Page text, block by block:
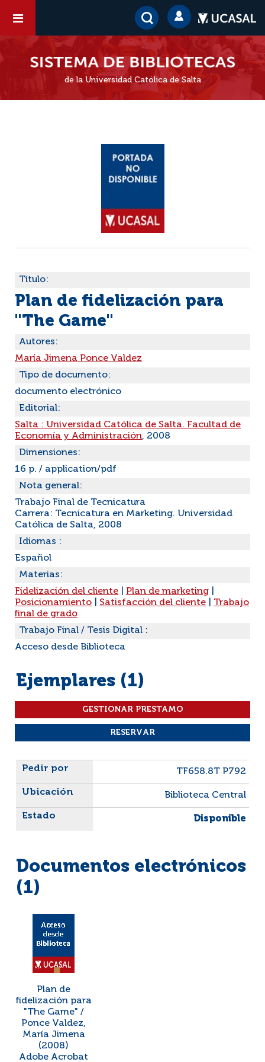
de la Universidad Católica de Salta
Título:
Plan de fidelización para
"The Game"
Autores:
María Jimena Ponce Valdez
Tipo de documento:
documento electrónico
Editorial:
Salta : Universidad Católica de Salta. Facultad de
Economía y Administración, 2008
Dimensiones:
16 p. / application/pdf
Nota general:
Trabajo Final de Tecnicatura
Carrera: Tecnicatura en Marketing. Universidad
Católica de Salta, 2008
Idiomas :
Español
Materias:
Fidelización del cliente
Plan de marketing
Posicionamiento
Satisfacción del cliente
Trabajo
final de grado
Trabajo Final / Tesis Digital :
Acceso desde Biblioteca
Ejemplares (1)
Liste des exemplaires
TF658.8T P792
Biblioteca Central
Disponible
Documentos electrónicos
(1)
Plan de
fidelización para
"The Game" /
Ponce Valdez,
María Jimena
(2008)
Adobe Acrobat